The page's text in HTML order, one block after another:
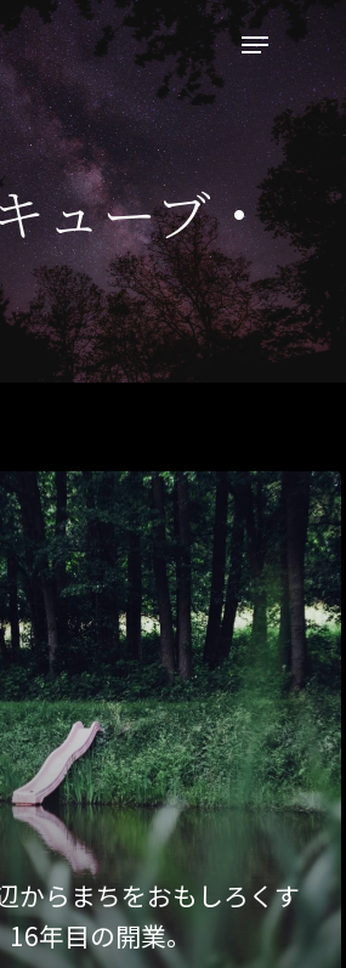
ューブ・
からまちをおもしろくす
年目の開業。
トップページ
ハイパー縁側とは
ハイパー縁側@中津
ハイパー縁側@天満
ハイパー縁側@淀屋
ハイパー縁側@三輪
ハイパー縁側@夢キ
ハイパー縁側@東本
ハイパー縁側@阿倍
ハイパー縁側@新京
ハイパー縁側@塩屋
ハイパー縁側@梅田
祭